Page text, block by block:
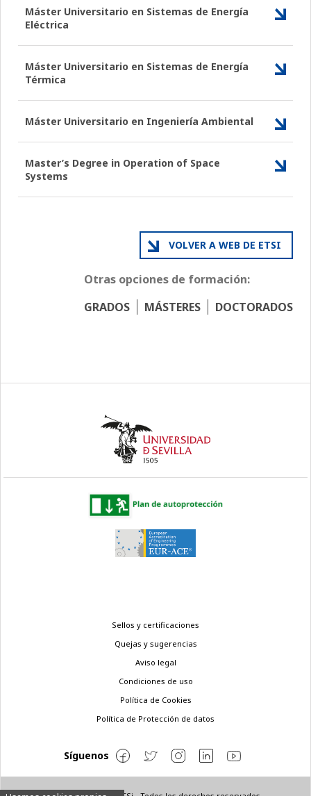
Máster Universitario en Sistemas de Energía
Eléctrica
Máster Universitario en Sistemas de Energía
Térmica
Máster Universitario en Ingeniería Ambiental
Master’s Degree in Operation of Space
Systems
VOLVER A WEB DE ETSI
Otras opciones de formación:
GRADOS
MÁSTERES DOCTORADOS
Sellos y certificaciones
Quejas y sugerencias
Aviso legal
Condiciones de uso
Política de Cookies
Política de Protección de datos
Síguenos